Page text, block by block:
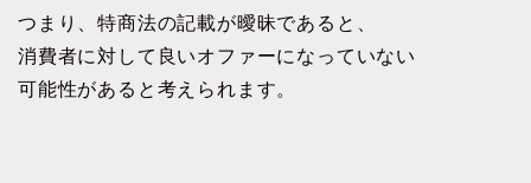
つまり、特商法の記載が曖昧であると、
消費者に対して良いオファーになっていない
可能性があると考えられます。